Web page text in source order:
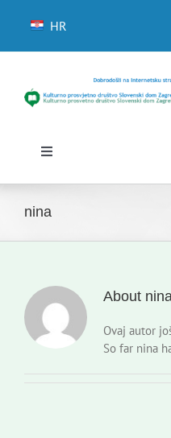
HR
Toggle
Početna
Novosti
Slovenski dom Zagreb
Kontakti
Novi odmev – naše
Korisne informacije
nina
About
Ovaj autor
So far nina